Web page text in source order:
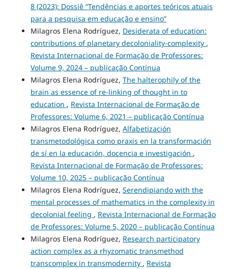
8 (2023): Dossiê “Tendências e aportes teóricos atuais
para a pesquisa em educação e ensino”
Milagros Elena Rodríguez, Desiderata of education:
contributions of planetary decoloniality-complexity ,
Revista Internacional de Formação de Professores:
Volume 9, 2024 – publicação Contínua
Milagros Elena Rodríguez, The halterophily of the
brain as essence of re-linking of thought in to
education , Revista Internacional de Formação de
Professores: Volume 6, 2021 – publicação Contínua
Milagros Elena Rodríguez, Alfabetización
transmetodológica como praxis en la transformación
de sí en la educación, docencia e investigación ,
Revista Internacional de Formação de Professores:
Volume 10, 2025 – publicação Contínua
Milagros Elena Rodríguez, Serendipiando with the
mental processes of mathematics in the complexity in
decolonial feeling , Revista Internacional de Formação
de Professores: Volume 5, 2020 – publicação Contínua
Milagros Elena Rodríguez, Research participatory
action complex as a rhyzomatic transmethod
transcomplex in transmodernity , Revista